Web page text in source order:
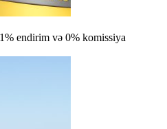
endirim və 0% komissiya